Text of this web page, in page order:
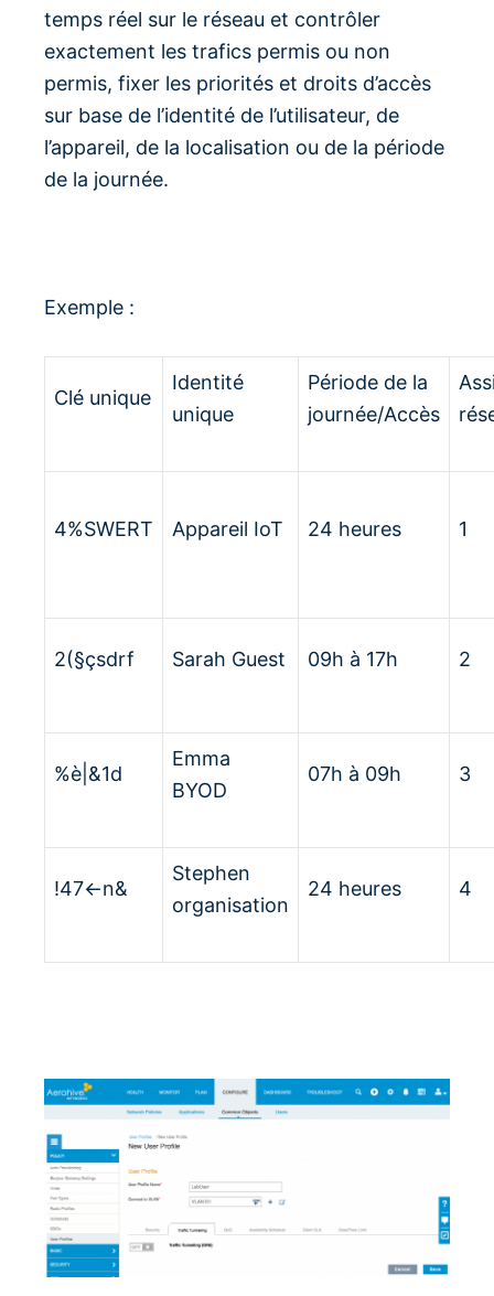
temps réel sur le réseau et contrôler
exactement les trafics permis ou non
permis, fixer les priorités et droits d’accès
sur base de l’identité de l’utilisateur, de
l’appareil, de la localisation ou de la période
de la journée.
Exemple :
Clé unique
Identité
unique
Période de la
journée/Accès
4%SWERT Appareil IoT 24 heures 1
2(§çsdrf Sarah Guest 09h à 17h 2
%è|&1d
Emma
BYOD
07h à 09h 3
!47<-n&
Stephen
organisation
24 heures 4